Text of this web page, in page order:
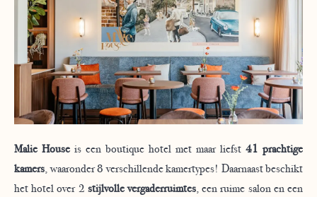
Malie House is een boutique hotel met maar liefst 41 prachtige
kamers, waaronder 8 verschillende kamertypes! Daarnaast beschikt
het hotel over 2 stijlvolle vergaderruimtes, een ruime salon en een